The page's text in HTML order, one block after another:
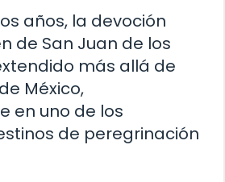
años, la devoción
de San Juan de los
más allá de
México,
en uno de los
de peregrinación